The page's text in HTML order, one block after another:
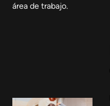
área de trabajo.